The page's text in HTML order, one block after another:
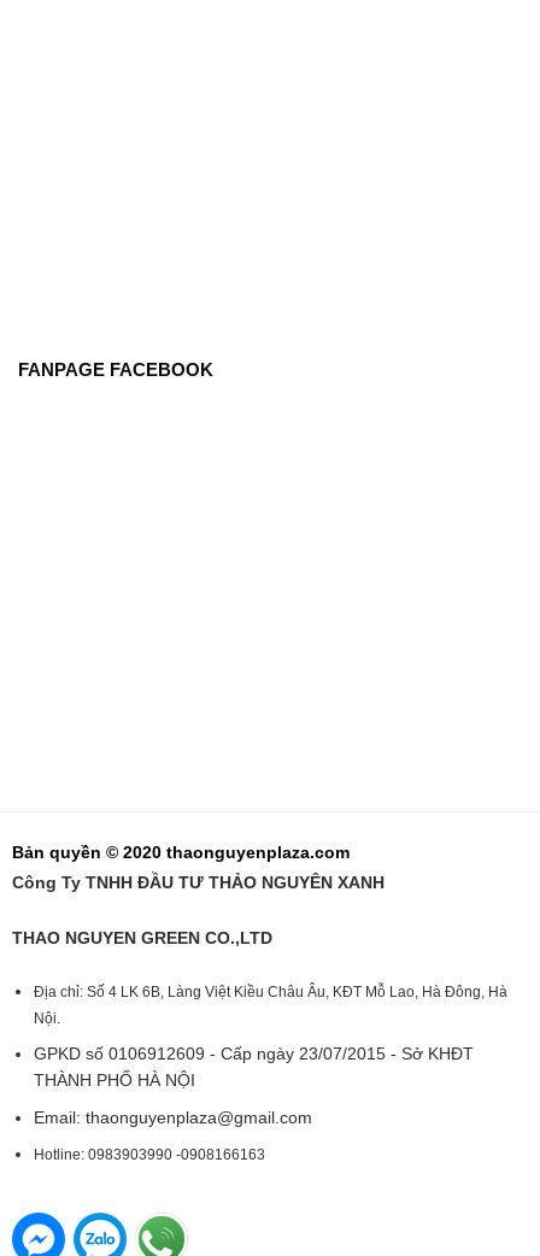
FANPAGE FACEBOOK
Bản quyền © 2020 thaonguyenplaza.com
Công Ty TNHH ĐẦU TƯ THẢO NGUYÊN XANH
THAO NGUYEN GREEN CO.,LTD
Địa chỉ: Số 4 LK 6B, Làng Việt Kiều Châu Âu, KĐT Mỗ Lao, Hà Đông, Hà
Nội.
GPKD số 0106912609 - Cấp ngày 23/07/2015 - Sở KHĐT
THÀNH PHỐ HÀ NỘI
Email: thaonguyenplaza@gmail.com
Hotline: 0983903990 -0908166163